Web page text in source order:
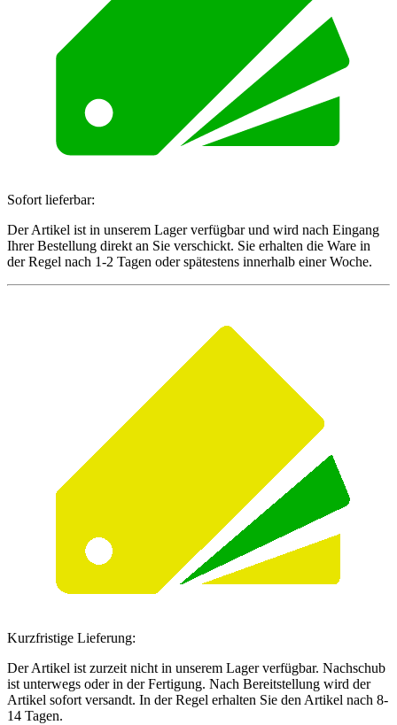
Sofort lieferbar:
Der Artikel ist in unserem Lager verfügbar und wird nach Eingang
Ihrer Bestellung direkt an Sie verschickt. Sie erhalten die Ware in
der Regel nach 1-2 Tagen oder spätestens innerhalb einer Woche.
Kurzfristige Lieferung:
Der Artikel ist zurzeit nicht in unserem Lager verfügbar. Nachschub
ist unterwegs oder in der Fertigung. Nach Bereitstellung wird der
Artikel sofort versandt. In der Regel erhalten Sie den Artikel nach 8-
14 Tagen.